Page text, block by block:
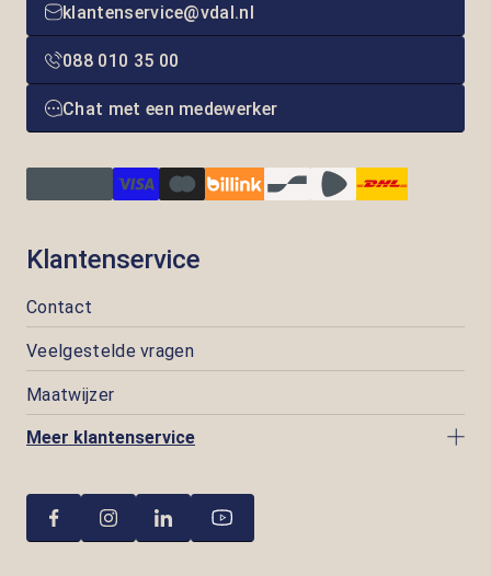
klantenservice@vdal.nl
088 010 35 00
Chat met een medewerker
Klantenservice
Contact
Veelgestelde vragen
Maatwijzer
Meer klantenservice